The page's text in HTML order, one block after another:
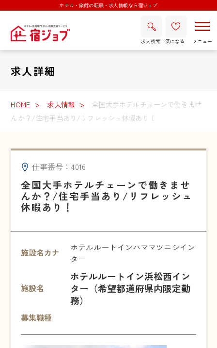
ホテル・旅館の転職・求人情報なら宿ジョブ
求人検索 気になる
求人詳細
HOME 求人情報
全国大手ホテルチェーンで働きませ
んか？/住宅手当あり/リフレッシュ休暇あり！
仕事番号：4016
全国大手ホテルチェーンで働きませ
んか？/住宅手当あり/リフレッシュ
休暇あり！
施設名カナ
ホテルルートインハママツニシイン
ター
施設名
ホテルルートイン浜松西イン
ター（希望都道府県内限定勤
務）
募集職種